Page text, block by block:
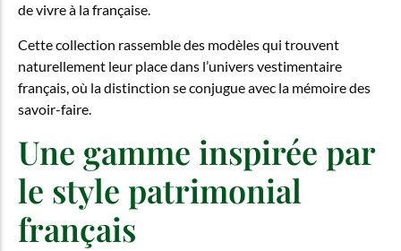
de vivre à la française.
Cette collection rassemble des modèles qui trouvent
naturellement leur place dans l’univers vestimentaire
français, où la distinction se conjugue avec la mémoire des
savoir-faire.
Une gamme inspirée par
le style patrimonial
français